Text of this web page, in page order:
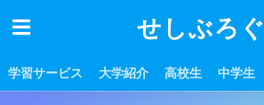
せしぶろぐ
学習サービス 大学紹介 高校生 中学生